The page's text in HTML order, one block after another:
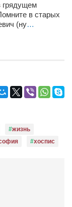
грядущем
в старых
(ну…
жизнь
хоспис